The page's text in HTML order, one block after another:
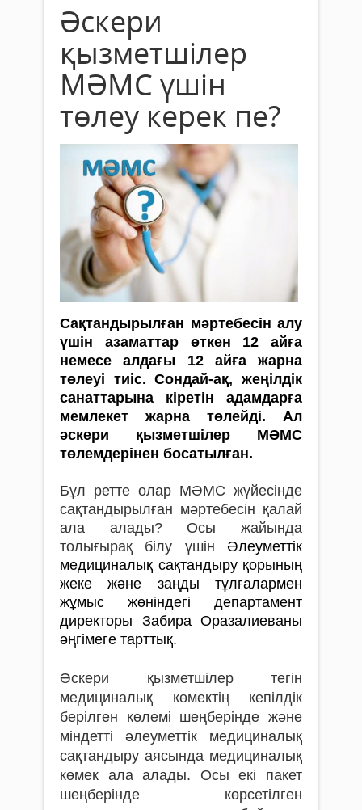
Әскери
қызметшілер
МӘМС үшін
төлеу керек пе?
Сақтандырылған мәртебесін алу
үшін азаматтар өткен 12 айға
немесе алдағы 12 айға жарна
төлеуі тиіс. Сондай-ақ, жеңілдік
санаттарына кіретін адамдарға
мемлекет жарна төлейді. Ал
әскери қызметшілер МӘМС
төлемдерінен босатылған.
Бұл ретте олар МӘМС жүйесінде
сақтандырылған мәртебесін қалай
ала алады? Осы жайында
толығырақ білу үшін Әлеуметтік
медициналық сақтандыру қорының
жеке және заңды тұлғалармен
жұмыс жөніндегі департамент
директоры Забира Оразалиеваны
әңгімеге тарттық.
Әскери қызметшілер тегін
медициналық көмектің кепілдік
берілген көлемі шеңберінде және
міндетті әлеуметтік медициналық
сақтандыру аясында медициналық
көмек ала алады. Осы екі пакет
шеңберінде көрсетілген